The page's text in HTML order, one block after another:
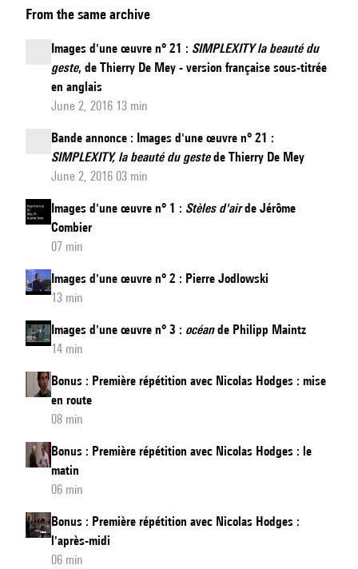
d'une
œuvre
SIMPLEXITY,
beauté
du
geste
De
From the same archive
Images d'une œuvre n° 21 : SIMPLEXITY la beauté du
geste, de Thierry De Mey - version française sous-titrée
en anglais
June 2, 2016 13 min
Bande annonce : Images d'une œuvre n° 21 :
SIMPLEXITY, la beauté du gestede Thierry De Mey
June 2, 2016 03 min
Images d'une œuvre n° 1 : Stèles d'airde Jérôme
Combier
07 min
Images d'une œuvre n° 2 : Pierre Jodlowski
13 min
Images d'une œuvre n° 3 : océande Philipp Maintz
14 min
Bonus : Première répétition avec Nicolas Hodges : mise
en route
08 min
Bonus : Première répétition avec Nicolas Hodges : le
matin
06 min
Bonus : Première répétition avec Nicolas Hodges :
l'après-midi
06 min